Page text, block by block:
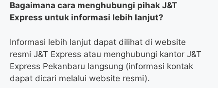
Bagaimana cara menghubungi pihak J&T
Express untuk informasi lebih lanjut?
Informasi lebih lanjut dapat dilihat di website
resmi J&T Express atau menghubungi kantor J&T
Express Pekanbaru langsung (informasi kontak
dapat dicari melalui website resmi).